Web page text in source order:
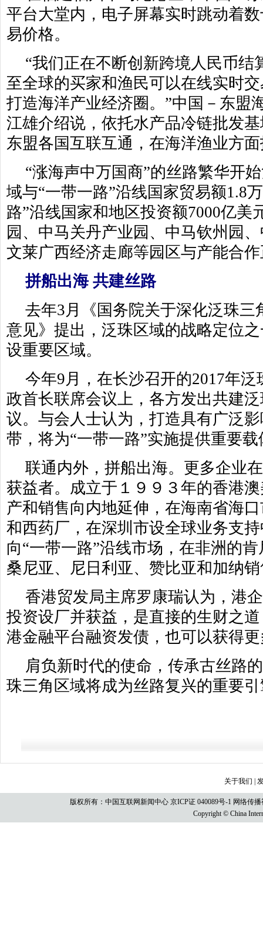
平台大堂内，电子屏幕实时跳动着
易价格。
“我们正在不断创新跨境人民币结
至全球的买家和渔民可以在线实时
打造海洋产业经济圈。”中国－东盟
江雄介绍说，依托水产品冷链批发
东盟各国互联互通，在海洋渔业方
“涨海声中万国商”的丝路繁华开
域与“一带一路”沿线国家贸易额1.8
路”沿线国家和地区投资额7000亿美
园、中马关丹产业园、中马钦州园
文莱广西经济走廊等园区与产能合
拼船出海 共建丝路
去年3月《国务院关于深化泛珠三
意见》提出，泛珠区域的战略定位
设重要区域。
今年9月，在长沙召开的2017年
政首长联席会议上，各方发出共建
议。与会人士认为，打造具有广泛
带，将为“一带一路”实施提供重要
联通内外，拼船出海。更多企业
获益者。成立于１９９３年的香港
产和销售向内地延伸，在海南省海
和西药厂，在深圳市设全球业务支
向“一带一路”沿线市场，在非洲的
桑尼亚、尼日利亚、赞比亚和加纳
香港贸发局主席罗康瑞认为，港
投资设厂并获益，是直接的生财之
港金融平台融资发债，也可以获得
肩负新时代的使命，传承古丝路
珠三角区域将成为丝路复兴的重要